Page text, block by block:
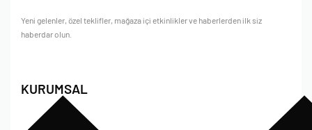
KURUMSAL
Yeni gelenler, özel teklifler, mağaza içi etkinlikler ve haberlerden ilk siz
haberdar olun.